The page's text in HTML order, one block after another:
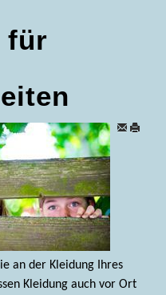
für
an der Kleidung Ihres
Kleidung auch vor Ort